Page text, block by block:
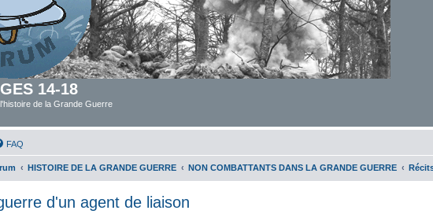
14-18
de la Grande Guerre
FAQ
HISTOIRE DE LA GRANDE GUERRE NON COMBATTANTS DANS LA GRANDE GUERRE
d'un agent de liaison